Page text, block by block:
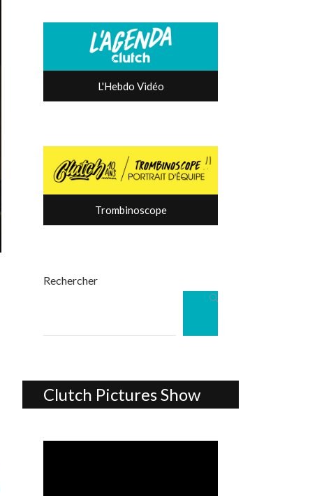
L'Hebdo Vidéo
Trombinoscope
Rechercher
Clutch Pictures Show